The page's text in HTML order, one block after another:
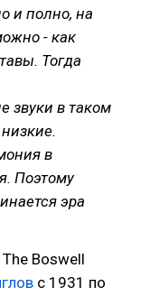
и полно, на
- как
Тогда
звуки в таком
в
Поэтому
эра
Boswell
с 1931 по